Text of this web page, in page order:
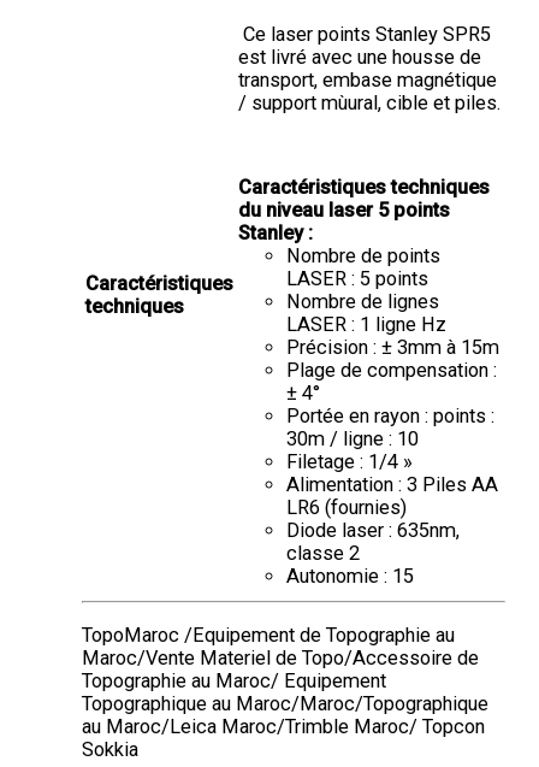
Caractéristiques
techniques
Ce laser points Stanley SPR5
est livré avec une housse de
transport, embase magnétique
/ support mùural, cible et piles.
Caractéristiques techniques
du niveau laser 5 points
Stanley :
Nombre de points
LASER : 5 points
Nombre de lignes
LASER : 1 ligne Hz
Précision : ± 3mm à 15m
Plage de compensation :
± 4°
Portée en rayon : points :
30m / ligne : 10
Filetage : 1/4 »
Alimentation : 3 Piles AA
LR6 (fournies)
Diode laser : 635nm,
classe 2
Autonomie : 15
TopoMaroc /Equipement de Topographie au
Maroc/Vente Materiel de Topo/Accessoire de
Topographie au Maroc/ Equipement
Topographique au Maroc/Maroc/Topographique
au Maroc/Leica Maroc/Trimble Maroc/ Topcon
Sokkia